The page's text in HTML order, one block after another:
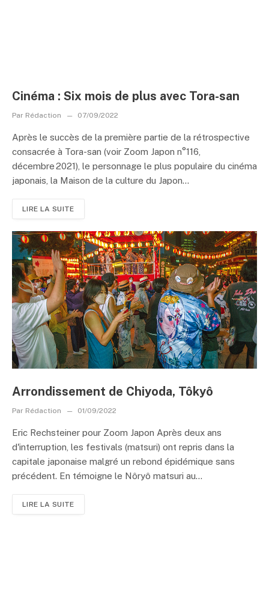
Cinéma : Six mois de plus avec Tora-san
Par Rédaction 07/09/2022
Après le succès de la première partie de la rétrospective
consacrée à Tora-san (voir Zoom Japon n°116,
décembre 2021), le personnage le plus populaire du cinéma
japonais, la Maison de la culture du Japon...
LIRE LA SUITE
Arrondissement de Chiyoda, Tôkyô
Par Rédaction 01/09/2022
Eric Rechsteiner pour Zoom Japon Après deux ans
d'interruption, les festivals (matsuri) ont repris dans la
capitale japonaise malgré un rebond épidémique sans
précédent. En témoigne le Nôryô matsuri au...
LIRE LA SUITE